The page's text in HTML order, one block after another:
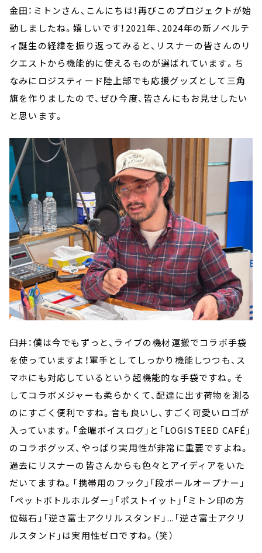
金田：ミトンさん、こんにちは！再びこのプロジェクトが始
動しましたね。嬉しいです！2021年、2024年の新ノベルテ
ィ誕生の経緯を振り返ってみると、リスナーの皆さんのリ
クエストから機能的に使えるものが選ばれています。ち
なみにロジスティード陸上部でも応援グッズとして三角
旗を作りましたので、ぜひ今度、皆さんにもお見せしたい
と思います。
臼井：僕は今でもずっと、ライブの機材運搬でコラボ手袋
を使っていますよ！軍手としてしっかり機能しつつも、ス
マホにも対応しているという超機能的な手袋ですね。そ
してコラボメジャーも柔らかくて、配達に出す荷物を測る
のにすごく便利ですね。音も良いし、すごく可愛いロゴが
入っています。「金曜ボイスログ」と「LOGISTEED CAFÉ」
のコラボグッズ、やっぱり実用性が非常に重要ですよね。
過去にリスナーの皆さんからも色々とアイディアをいた
だいてますね。「携帯用のフック」「段ボールオープナー」
「ペットボトルホルダー」「ポストイット」「ミトン印の方
位磁石」「逆さ富士アクリルスタンド」...「逆さ富士アクリ
ルスタンド」は実用性ゼロですね。（笑）